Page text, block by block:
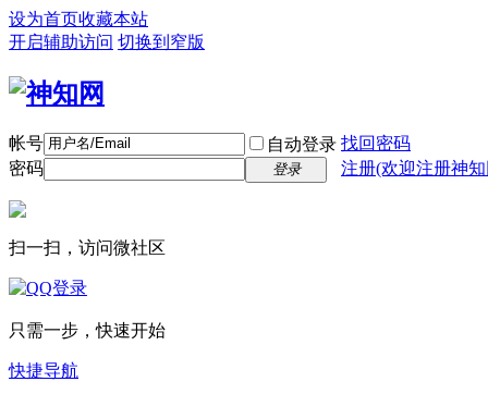
设为首页收藏本站
开启辅助访问 切换到窄版
帐号 自动登录 找回密码
密码
登录 注册(欢迎注册神
扫一扫，访问微社区
只需一步，快速开始
快捷导航